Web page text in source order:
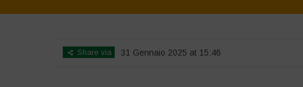
Share via 31 Gennaio 2025 at 15:46